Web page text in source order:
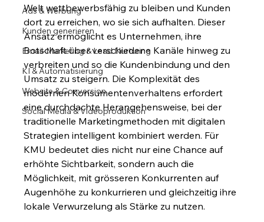
Ads & Werbung
Kunden generieren
Email-Marketing & Lead Nurturing
KI & Automatisierung
Website & Conversion
Social Media & Videoproduktion
Welt wettbewerbsfähig zu bleiben und Kunden
dort zu erreichen, wo sie sich aufhalten. Dieser
Ansatz ermöglicht es Unternehmen, ihre
Botschaft über verschiedene Kanäle hinweg zu
verbreiten und so die Kundenbindung und den
Umsatz zu steigern. Die Komplexität des
modernen Konsumentenverhaltens erfordert
eine durchdachte Herangehensweise, bei der
traditionelle Marketingmethoden mit digitalen
Strategien intelligent kombiniert werden. Für
KMU bedeutet dies nicht nur eine Chance auf
erhöhte Sichtbarkeit, sondern auch die
Möglichkeit, mit grösseren Konkurrenten auf
Augenhöhe zu konkurrieren und gleichzeitig ihre
lokale Verwurzelung als Stärke zu nutzen.